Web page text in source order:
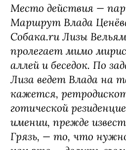
Место действия —
Маршрут Влада
Собака.ru Лизы
пролегает мимо
аллей и беседок. По
Лиза ведет Влада на
кажется,
готической
имении, прежде
Грязь, — то, что